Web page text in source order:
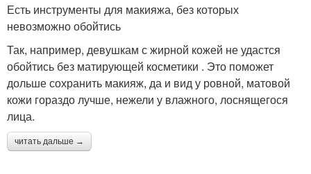
Есть инструменты для макияжа, без которых
невозможно обойтись
Так, например, девушкам с жирной кожей не удастся
обойтись без матирующей косметики . Это поможет
дольше сохранить макияж, да и вид у ровной, матовой
кожи гораздо лучше, нежели у влажного, лоснящегося
лица.
читать дальше →